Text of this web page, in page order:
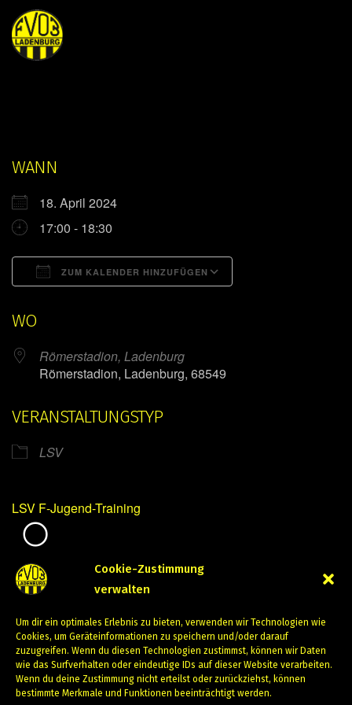
Cookie-Zustimmung
verwalten
Um dir ein optimales Erlebnis zu bieten, verwenden wir Technologien wie
Cookies, um Geräteinformationen zu speichern und/oder darauf
zuzugreifen. Wenn du diesen Technologien zustimmst, können wir Daten
wie das Surfverhalten oder eindeutige IDs auf dieser Website verarbeiten.
Wenn du deine Zustimmung nicht erteilst oder zurückziehst, können
bestimmte Merkmale und Funktionen beeinträchtigt werden.
WANN
18. April 2024
17:00 - 18:30
ZUM KALENDER HINZUFÜGEN
WO
Römerstadion, Ladenburg
Römerstadion, Ladenburg, 68549
VERANSTALTUNGSTYP
LSV
LSV F-Jugend-Training
April 18, 2024
PREVIOUS